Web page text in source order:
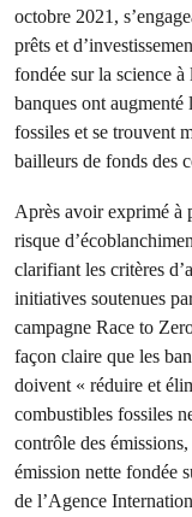
octobre 2021,
prêts et
fondée sur la science
banques ont
fossiles et se trouvent
bailleurs de fonds des
Après avoir exprimé à
risque
clarifiant les critères
initiatives soutenues
campagne Race to
façon claire que les
doivent « réduire et
combustibles fossiles
contrôle des
émission nette fondée
de l’Agence